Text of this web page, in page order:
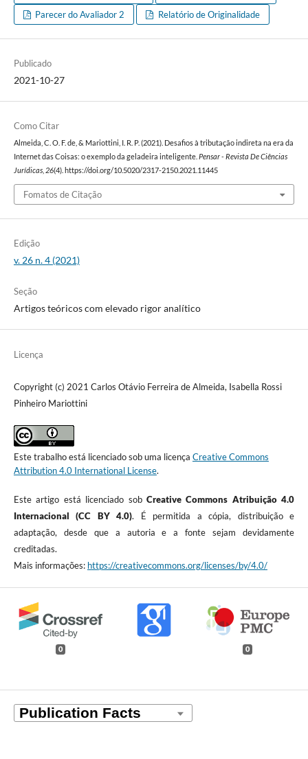
Parecer do Avaliador 2
Relatório de Originalidade
Publicado
2021-10-27
Como Citar
Almeida, C. O. F. de, & Mariottini, I. R. P. (2021). Desafios à tributação indireta na era da
Internet das Coisas: o exemplo da geladeira inteligente. Pensar - Revista De Ciências
Jurídicas, 26(4). https://doi.org/10.5020/2317-2150.2021.11445
Fomatos de Citação
Edição
v. 26 n. 4 (2021)
Seção
Artigos teóricos com elevado rigor analítico
Licença
Copyright (c) 2021 Carlos Otávio Ferreira de Almeida, Isabella Rossi
Pinheiro Mariottini
Este trabalho está licenciado sob uma licença Creative Commons
Attribution 4.0 International License.
Este artigo está licenciado sob Creative Commons Atribuição 4.0
Internacional (CC BY 4.0). É permitida a cópia, distribuição e
adaptação, desde que a autoria e a fonte sejam devidamente
creditadas.
Mais informações: https://creativecommons.org/licenses/by/4.0/
0 0